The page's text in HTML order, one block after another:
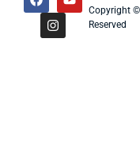
Copyright
Reserved